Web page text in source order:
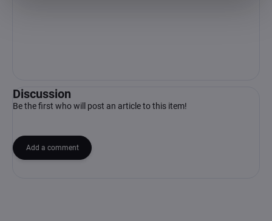
Discussion
Be the first who will post an article to this item!
Add a comment